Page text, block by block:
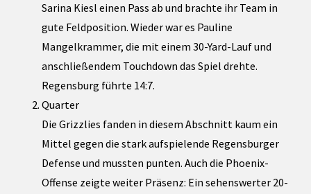
Sarina Kiesl einen Pass ab und brachte ihr Team in
gute Feldposition. Wieder war es Pauline
Mangelkrammer, die mit einem 30-Yard-Lauf und
anschließendem Touchdown das Spiel drehte.
Regensburg führte 14:7.
Quarter
Die Grizzlies fanden in diesem Abschnitt kaum ein
Mittel gegen die stark aufspielende Regensburger
Defense und mussten punten. Auch die Phoenix-
Offense zeigte weiter Präsenz: Ein sehenswerter 20-